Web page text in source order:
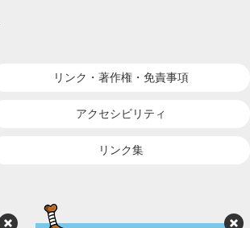
リンク・著作権・ 免責事項
アクセシビリティ
リンク集